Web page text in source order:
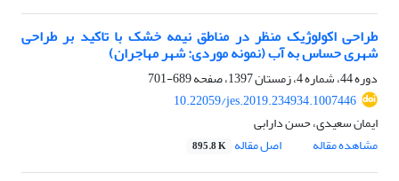
طراحی اکولوژیک منظر در مناطق نیمه خشک با تاکید بر طراحی
شهری حساس به آب (نمونه موردی: شهر مهاجران)
دوره 44، شماره 4، زمستان 1397، صفحه
689-701
10.22059/jes.2019.234934.1007446
ایمان سعیدی، حسن دارابی
مشاهده مقاله
اصل مقاله 895.8 K